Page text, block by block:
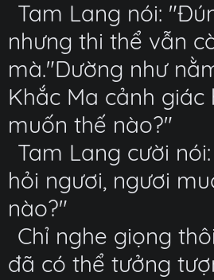
Tam Lang nói:
nhưng thi thể vẫn
mà."Dường như
Khắc Ma cảnh giác
muốn thế nào?"
Tam Lang cười
hỏi ngươi, ngươi
nào?"
Chỉ nghe giọng
đã có thể tưởng